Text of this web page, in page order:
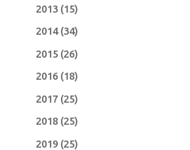
2013(15)
2014(34)
2015(26)
2016(18)
2017(25)
2018(25)
2019(25)